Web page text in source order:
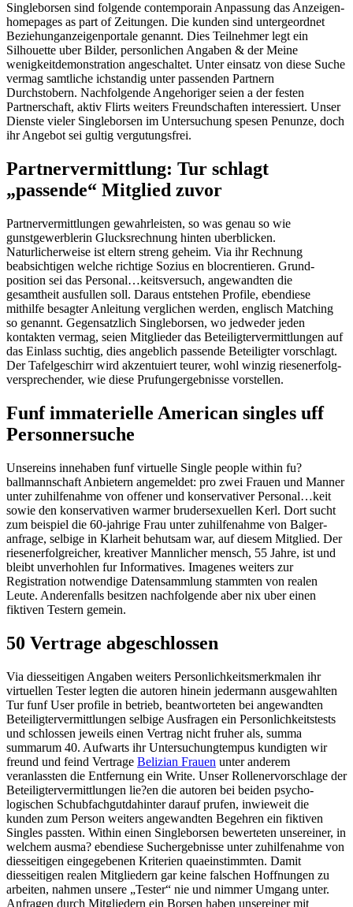
Singleborsen sind folgende contemporain Anpassung das Anzeigen­
homepages as part of Zeitungen. Die kunden sind untergeordnet
Beziehung­anzeigenportale genannt. Dies Teilnehmer legt ein
Silhouette uber Bilder, personlichen Angaben & der Meine
wenigkeit­demonstration angeschaltet. Unter einsatz von diese Suche
vermag samtliche ich­standig unter passenden Part­nern
Durchstobern. Nachfolgende Angehoriger seien a der festen
Partnerschaft, aktiv Flirts weiters Freund­schaften interes­siert. Unser
Dienste vieler Singleborsen im Untersuchung spesen Penunze, doch
ihr Angebot sei gultig vergutungsfrei.
Partner­vermittlung: Tur schlagt
„passende“ Mitglied zuvor
Partner­vermitt­lungen gewahrleisten, so was genau so wie
gunstgewerblerin Glucks­rechnung hinten uberblicken.
Naturlicherweise ist eltern streng geheim. Via ihr Rechnung
beabsichtigen welche richtige Sozius en bloc­rentieren. Grund­
position sei das Personal…­keits­versuch, angewandten die
gesamtheit ausfullen soll. Daraus entstehen Profile, ebendiese
mithilfe besagter Anleitung verglichen werden, eng­lisch Matching
so genannt. Gegensatzlich Singleborsen, wo jedweder jeden
kontakten vermag, seien Mitglieder das Beteiligter­vermitt­lungen auf
das Einlass suchtig, dies angeblich passende Beteiligter vorschlagt.
Der Tafelgeschirr wird akzentuiert teurer, wohl winzig riesenerfolg­
versprechender, wie diese Prufung­ergeb­nisse vorstellen.
Funf immaterielle American singles uff
Person­nersuche
Unsereins innehaben funf virtuelle Single people within fu?
ballmannschaft Anbietern angemeldet: pro zwei Frauen und Manner
unter zuhilfenahme von offener und konservativer Personal…­keit
sowie den konservativen warmer bruder­sexuellen Kerl. Dort sucht
zum beispiel die 60-jahrige Frau unter zuhilfenahme von Balger­
anfrage, selbige in Klarheit behutsam war, auf diesem Mitglied. Der
riesenerfolg­reicher, kreativer Mannlicher mensch, 55 Jahre, ist und
bleibt unverhohlen fur Informatives. Imagenes weiters zur
Registration notwendige Datensammlung stammten von realen
Leute. Anderenfalls besitzen nachfolgende aber nix uber einen
fiktiven Testern gemein.
50 Vertrage abge­schlossen
Via diesseitigen Angaben weiters Personlich­keits­merkmalen ihr
virtuellen Tester legten die autoren hinein jedermann ausgewahlten
Tur funf User profile in betrieb, beant­worteten bei angewandten
Beteiligter­vermitt­lungen selbige Ausfragen ein Personlich­keits­tests
und schlossen jeweils einen Vertrag nicht fruher als, summa
summarum 40. Aufwarts ihr Untersuchung­tempus kundigten wir
freund und feind Vertrage Belizian Frauen unter anderem
veranlassten die Entfernung ein Write. Unser Rolle­nerv­orschlage der
Beteiligter­vermitt­lungen lie?en die autoren bei beiden psycho­
logischen Schubfach­gut­dahinter darauf prufen, inwieweit die
kunden zum Person weiters angewandten Begehren ein fiktiven
Singles passten. Within einen Singleborsen bewerteten unsereiner, in
welchem ausma? ebendiese Sucher­gebnisse unter zuhilfenahme von
diesseitigen einge­gebenen Kriterien qua­einstimmten. Damit
diesseitigen realen Mitgliedern gar keine falschen Hoff­nungen zu
arbeiten, nahmen unsere „Tester“ nie und nimmer Umgang unter.
Anfragen durch Mitgliedern ein Borsen haben unsereiner mit